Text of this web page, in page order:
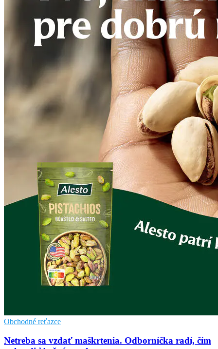
Obchodné reťazce
Netreba sa vzdať maškrtenia. Odborníčka radí, čím